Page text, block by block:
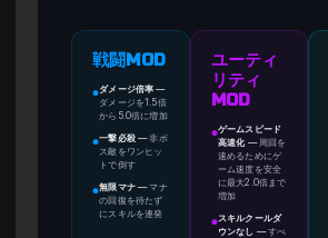
戦闘MOD
●ダメージ倍率 —
ダメージを1.5倍
から5.0倍に増加
●一撃必殺—非ボ
ス敵をワンヒッ
トで倒す
●無限マナ—マナ
の回復を待たず
にスキルを連発
ユーティ
リティ
MOD
●ゲームスピード
高速化 — 周回を
速めるためにゲ
ーム速度を安全
に最大2.0倍まで
増加
●スキルクールダ
ウンなし —すべ